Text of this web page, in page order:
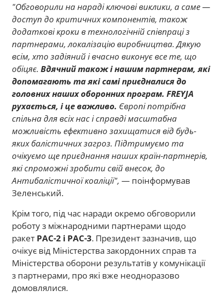
"Обговорили на нараді ключові виклики, а саме —
доступ до критичних компонентів, також
додаткові кроки в технологічній співпраці з
партнерами, локалізацію виробництва. Дякую
всім, хто задіяний і вчасно виконує все те, що
обіцяє. Вдячний також і нашим партнерам, які
допомагають та які самі приєдналися до
головних наших оборонних програм. FREYJA
рухається, і це важливо. Європі потрібна
спільна для всіх нас і справді масштабна
можливість ефективно захищатися від будь-
яких балістичних загроз. Підтримуємо та
очікуємо ще приєднання наших країн-партнерів,
які спроможні зробити свій внесок, до
Антибалістичної коаліції", — поінформував
Зеленський.
Крім того, під час наради окремо обговорили
роботу з міжнародними партнерами щодо
ракет PAC-2 і PAC-3. Президент зазначив, що
очікує від Міністерства закордонних справ та
Міністерства оборони результатів у комунікації
з партнерами, про які вже неодноразово
домовлялися.